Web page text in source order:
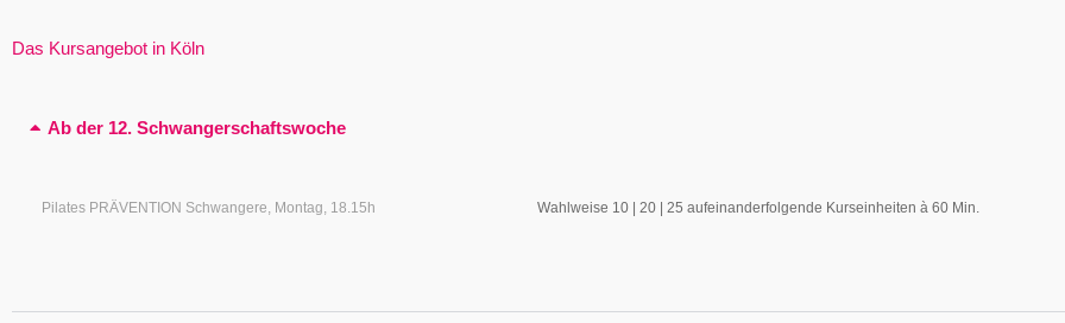
Das Kursangebot in Köln
Ab der 12. Schwangerschaftswoche
Pilates PRÄVENTION Schwangere, Montag, 18.15h Wahlweise 10 | 20 | 25 aufeinanderfolgende Kurseinheiten à 60 Min.